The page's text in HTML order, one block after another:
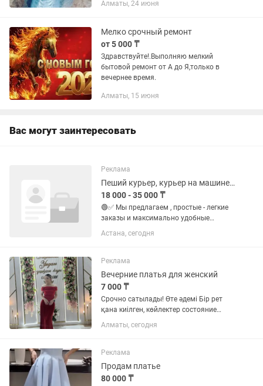
материалов ( алюминий, медь, сталь,
Алматы, 24 июня
Мелко срочный ремонт
от 5 000 ₸
Здравствуйте!.Выполняю мелкий
бытовой ремонт от А до Я,только в
вечернее время.
Алматы, 15 июня
Вас могут заинтересовать
Реклама
Пеший курьер, курьер на машине, курьер на мопеде, вело курьер
18 000 - 35 000 ₸
🟢✅ Мы предлагаем , простые - легкие
заказы и максимально удобные
условия. У нас готовые заказы и
удобные локации (работа рядом с
платим быстро: ⭕️Ежедневный доход:
от...
Астана, сегодня
Реклама
Вечерние платья для женский
7 000 ₸
Срочно сатылады! Өте әдемі Бір рет
қана киілген, көйлектер состояние
идеальный Фигураны керемет
көрсетеді, өте нәзік әдемі Тойға,
Қызыл көйлек 10к 2. Көк...
Алматы, сегодня
Реклама
Продам платье
80 000 ₸